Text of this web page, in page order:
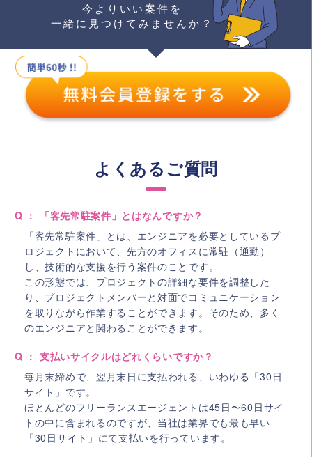
今よりいい案件を
一緒に見つけてみませんか？
よくあるご質問
Q ： 「客先常駐案件」とはなんですか？
「客先常駐案件」とは、エンジニアを必要としているプ
ロジェクトにおいて、先方のオフィスに常駐（通勤）
し、技術的な支援を行う案件のことです。
この形態では、プロジェクトの詳細な要件を調整した
り、プロジェクトメンバーと対面でコミュニケーション
を取りながら作業することができます。そのため、多く
のエンジニアと関わることができます。
Q ： 支払いサイクルはどれくらいですか？
毎月末締めで、翌月末日に支払われる、いわゆる「30日
サイト」です。
ほとんどのフリーランスエージェントは45日〜60日サイ
トの中に含まれるのですが、当社は業界でも最も早い
「30日サイト」にて支払いを行っています。